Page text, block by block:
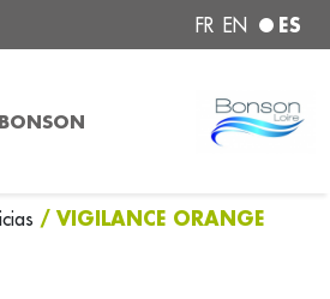
FR EN ES
/ VIGILANCE ORANGE